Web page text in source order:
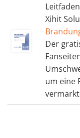
Xihit
Der
um eine